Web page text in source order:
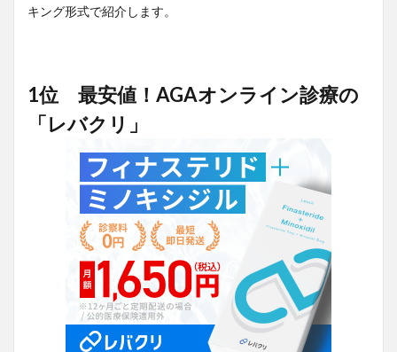
キング形式で紹介します。
1位 最安値！AGAオンライン診療の
「レバクリ」